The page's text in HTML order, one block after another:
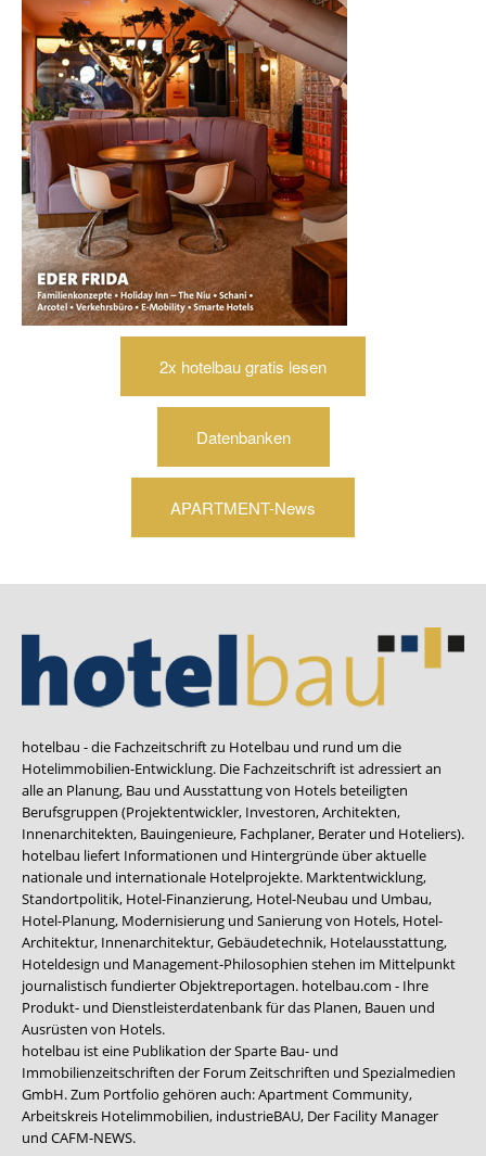
2x hotelbau gratis lesen
Datenbanken
APARTMENT-News
hotelbau - die Fachzeitschrift zu Hotelbau und rund um die
Hotelimmobilien-Entwicklung. Die Fachzeitschrift ist adressiert an
alle an Planung, Bau und Ausstattung von Hotels beteiligten
Berufsgruppen (Projektentwickler, Investoren, Architekten,
Innenarchitekten, Bauingenieure, Fachplaner, Berater und Hoteliers).
hotelbau liefert Informationen und Hintergründe über aktuelle
nationale und internationale Hotelprojekte. Marktentwicklung,
Standortpolitik, Hotel-Finanzierung, Hotel-Neubau und Umbau,
Hotel-Planung, Modernisierung und Sanierung von Hotels, Hotel-
Architektur, Innenarchitektur, Gebäudetechnik, Hotelausstattung,
Hoteldesign und Management-Philosophien stehen im Mittelpunkt
journalistisch fundierter Objektreportagen. hotelbau.com - Ihre
Produkt- und Dienstleisterdatenbank für das Planen, Bauen und
Ausrüsten von Hotels.
hotelbau ist eine Publikation der Sparte Bau- und
Immobilienzeitschriften der Forum Zeitschriften und Spezialmedien
GmbH. Zum Portfolio gehören auch:Apartment Community,
Arbeitskreis Hotelimmobilien, industrieBAU, Der Facility Manager
und CAFM-NEWS.